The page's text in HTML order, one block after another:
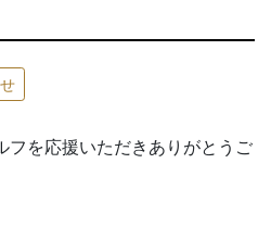
フを応援いただきありがとうご